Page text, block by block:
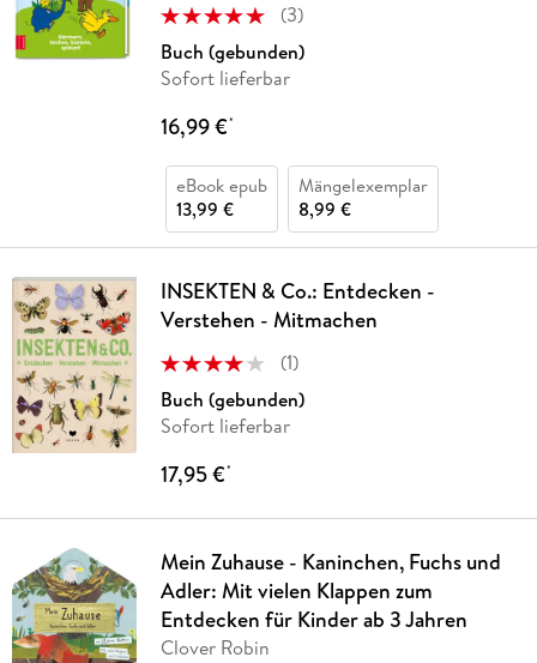
(3)
Buch (gebunden)
Sofort lieferbar
16,99 €*
eBook epub
13,99 €
Mängelexemplar
8,99 €
INSEKTEN & Co.: Entdecken -
Verstehen - Mitmachen
(1)
Buch (gebunden)
Sofort lieferbar
17,95 €*
Mein Zuhause - Kaninchen, Fuchs und
Adler: Mit vielen Klappen zum
Entdecken für Kinder ab 3 Jahren
Clover Robin